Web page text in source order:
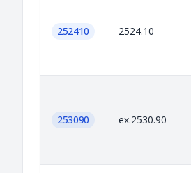
252410 2524.10
253090 ex.2530.90